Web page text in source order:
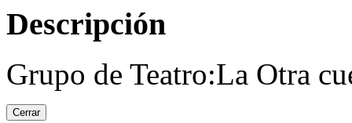
Descripción
Grupo de Teatro:La Otra
Cerrar